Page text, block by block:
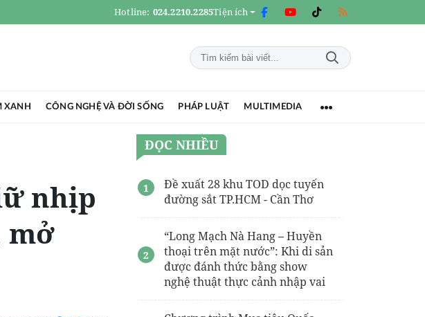
Hotline: 024.2210.2285Tiện ích
XANH CÔNG NGHỆ VÀ ĐỜI SỐNG PHÁP LUẬT MULTIMEDIA
nhịp
mở
ĐỌC NHIỀU
Đề xuất 28 khu TOD dọc tuyến
đường sắt TP.HCM - Cần Thơ
“Long Mạch Nà Hang – Huyền
thoại trên mặt nước”: Khi di sản
được đánh thức bằng show
nghệ thuật thực cảnh nhập vai